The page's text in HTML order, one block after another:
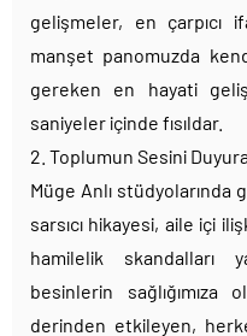
gelişmeler, en
manşet panomuzda
gereken en hayati
saniyeler içinde fısıldar.
2. Toplumun Sesini
Müge Anlı stüdyolarında
sarsıcı hikayesi, aile içi
hamilelik skandalları
besinlerin sağlığımıza
derinden etkileyen,